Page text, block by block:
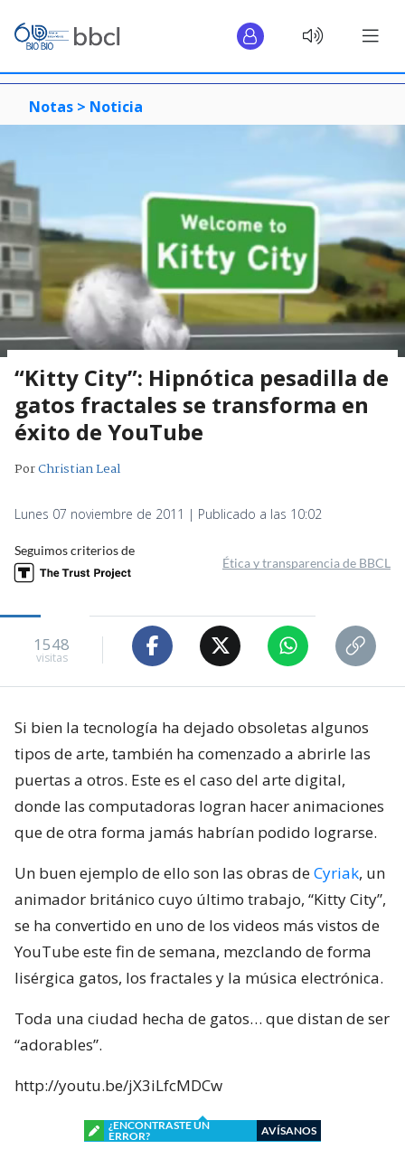
Notas > Noticia
“Kitty City”: Hipnótica pesadilla de
gatos fractales se transforma en
éxito de YouTube
PorChristian Leal
Lunes 07 noviembre de 2011 | Publicado a las 10:02
Seguimos criterios de
Ética y transparencia de BBCL
1548
visitas
Si bien la tecnología ha dejado obsoletas algunos
tipos de arte, también ha comenzado a abrirle las
puertas a otros. Este es el caso del arte digital,
donde las computadoras logran hacer animaciones
que de otra forma jamás habrían podido lograrse.
Un buen ejemplo de ello son las obras deCyriak, un
animador británico cuyo último trabajo, “Kitty City”,
se ha convertido en uno de los videos más vistos de
YouTube este fin de semana, mezclando de forma
lisérgica gatos, los fractales y la música electrónica.
Toda una ciudad hecha de gatos… que distan de ser
“adorables”.
http://youtu.be/jX3iLfcMDCw
¿ENCONTRASTE UN
ERROR?
AVÍSANOS